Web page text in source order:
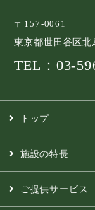
〒157-0061
東京都世田谷区
TEL：03-
トップ
施設の特長
ご提供サービス